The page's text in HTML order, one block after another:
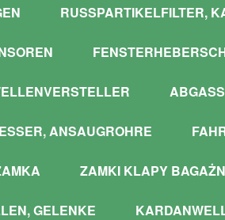
RUSSPARTIKELFILTER,
ANSAUGROHRE
ZAMKI KLAPY
GELENKE